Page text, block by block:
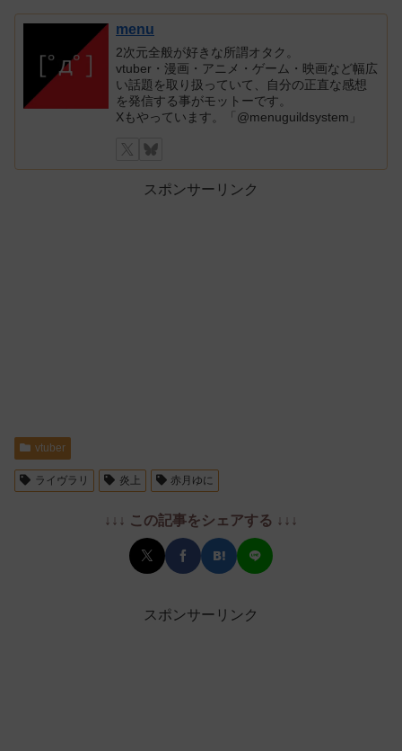
menu
2次元全般が好きな所謂オタク。
vtuber・漫画・アニメ・ゲーム・映画など幅広
い話題を取り扱っていて、自分の正直な感想
を発信する事がモットーです。
Xもやっています。「@menuguildsystem」
スポンサーリンク
vtuber
ライヴラリ 炎上 赤月ゆに
↓↓↓ この記事をシェアする ↓↓↓
スポンサーリンク